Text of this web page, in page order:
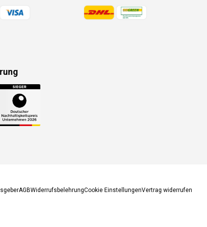
Zahlungsmethoden
AGBWiderrufsbelehrungCookie EinstellungenVertrag widerrufen